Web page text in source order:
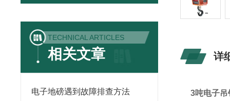
TECHNICAL ARTICLES
相关文章
电子地磅遇到故障排查方法
详
3吨电子